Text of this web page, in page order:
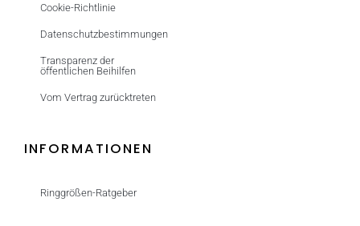
Cookie-Richtlinie
Datenschutzbestimmungen
Transparenz der
öffentlichen Beihilfen
Vom Vertrag zurücktreten
INFORMATIONEN
Ringgrößen-Ratgeber